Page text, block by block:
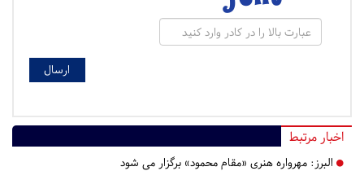
اخبار مرتبط
البرز: مهرواره هنری «مقام محمود» برگزار می شود